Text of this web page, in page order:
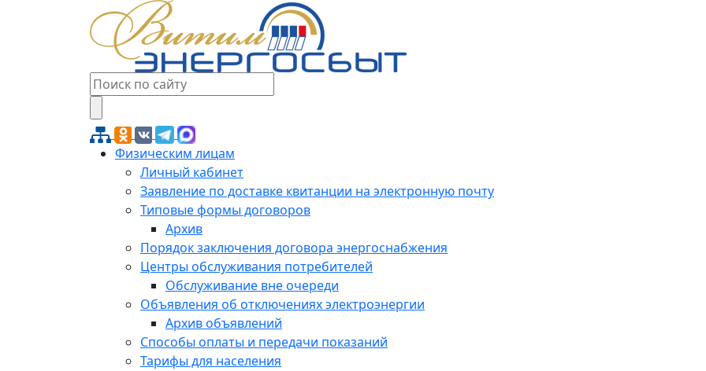
Физическим лицам
Личный кабинет
Заявление по доставке квитанции на электронную почту
Типовые формы договоров
Архив
Порядок заключения договора энергоснабжения
Центры обслуживания потребителей
Обслуживание вне очереди
Объявления об отключениях электроэнергии
Архив объявлений
Способы оплаты и передачи показаний
Тарифы для населения